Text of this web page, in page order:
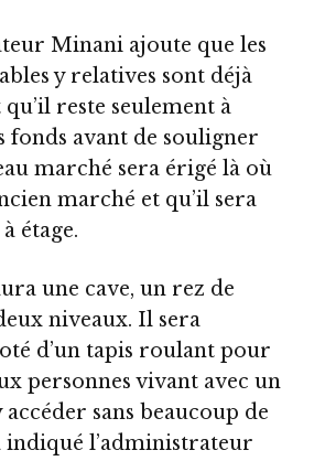
Minani ajoute que les
y relatives sont déjà
reste seulement à
fonds avant de souligner
marché sera érigé là où
marché et qu’il sera
étage.
une cave, un rez de
niveaux. Il sera
d’un tapis roulant pour
personnes vivant avec un
accéder sans beaucoup de
indiqué l’administrateur